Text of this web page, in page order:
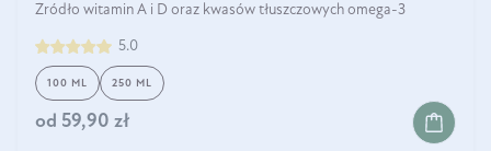
Źródło witamin A i D oraz kwasów tłuszczowych omega-3
5.0
100 ML 250 ML
od 59,90 zł